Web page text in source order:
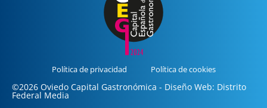
Política de privacidad Política de cookies
©2026 Oviedo Capital Gastronómica - Diseño Web: Distrito
Federal Media